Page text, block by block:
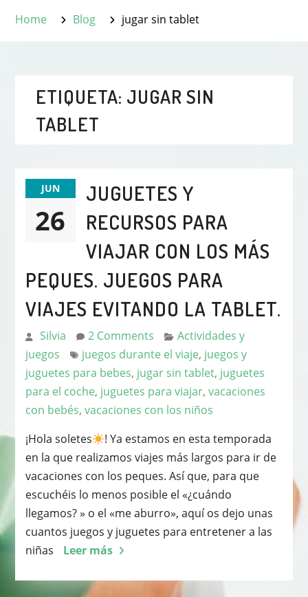
Home Blog jugar sin tablet
ETIQUETA: JUGAR SIN
TABLET
JUN
26
JUGUETES Y
RECURSOS PARA
VIAJAR CON LOS MÁS
PEQUES. JUEGOS PARA
VIAJES EVITANDO LA TABLET.
Silvia 2 Comments
Actividades y
juegos
juegos durante el viaje, juegos y
juguetes para bebes, jugar sin tablet, juguetes
para el coche, juguetes para viajar, vacaciones
con bebés, vacaciones con los niños
¡Hola soletes
! Ya estamos en esta temporada
en la que realizamos viajes más largos para ir de
vacaciones con los peques. Así que, para que
escuchéis lo menos posible el «¿cuándo
llegamos? » o el «me aburro», aquí os dejo unas
cuantos juegos y juguetes para entretener a las
niñas
Leer más